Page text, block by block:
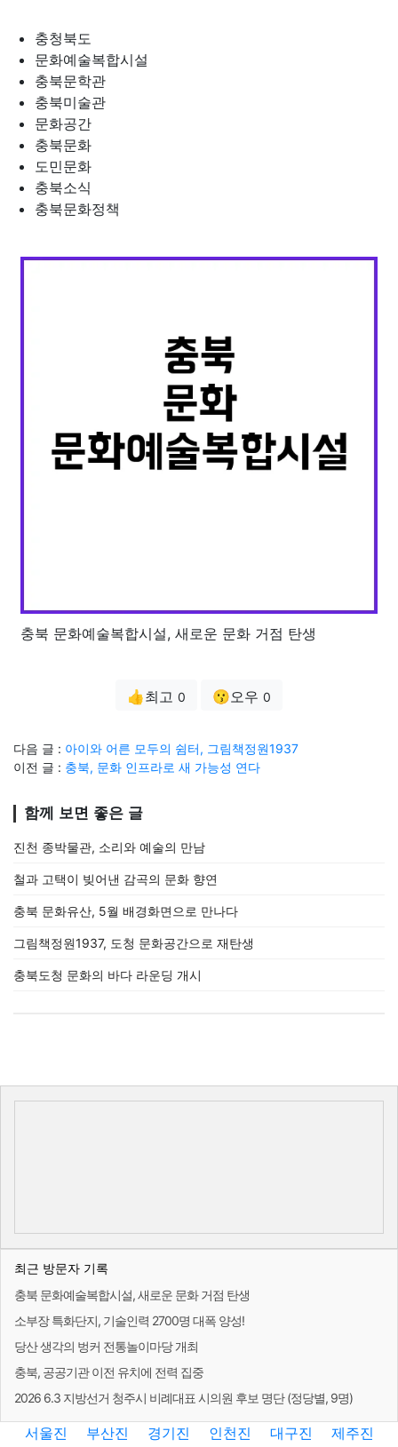
충청북도
문화예술복합시설
충북문학관
충북미술관
문화공간
충북문화
도민문화
충북소식
충북문화정책
충북 문화예술복합시설, 새로운 문화 거점 탄생
👍최고 0 😗오우 0
다음 글 : 아이와 어른 모두의 쉼터, 그림책정원1937
이전 글 : 충북, 문화 인프라로 새 가능성 연다
함께 보면 좋은 글
진천 종박물관, 소리와 예술의 만남
철과 고택이 빚어낸 감곡의 문화 향연
충북 문화유산, 5월 배경화면으로 만나다
그림책정원1937, 도청 문화공간으로 재탄생
충북도청 문화의 바다 라운딩 개시
최근 방문자 기록
충북 문화예술복합시설, 새로운 문화 거점 탄생
소부장 특화단지, 기술인력 2700명 대폭 양성!
당산 생각의 벙커 전통놀이마당 개최
충북, 공공기관 이전 유치에 전력 집중
2026 6.3 지방선거 청주시 비례대표 시의원 후보 명단 (정당별, 9명)
서울진 부산진 경기진 인천진 대구진
제주진